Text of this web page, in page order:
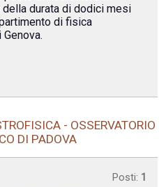
durata di dodici mesi
di fisica
- OSSERVATORIO
DI PADOVA
Posti: 1